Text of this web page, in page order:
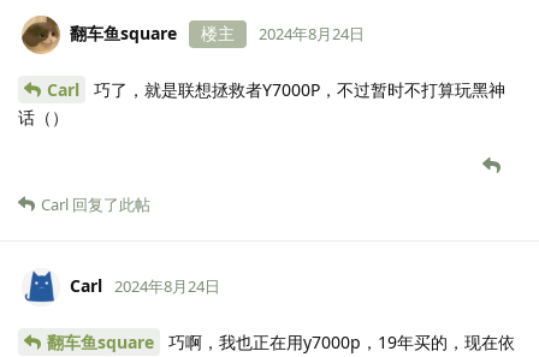
翻车鱼square 楼主 2024年8月24日
Carl
巧了，就是联想拯救者Y7000P，不过暂时不打算玩黑神
话（）
Carl 回复了此帖
Carl 2024年8月24日
翻车鱼square
巧啊，我也正在用y7000p，19年买的，现在依